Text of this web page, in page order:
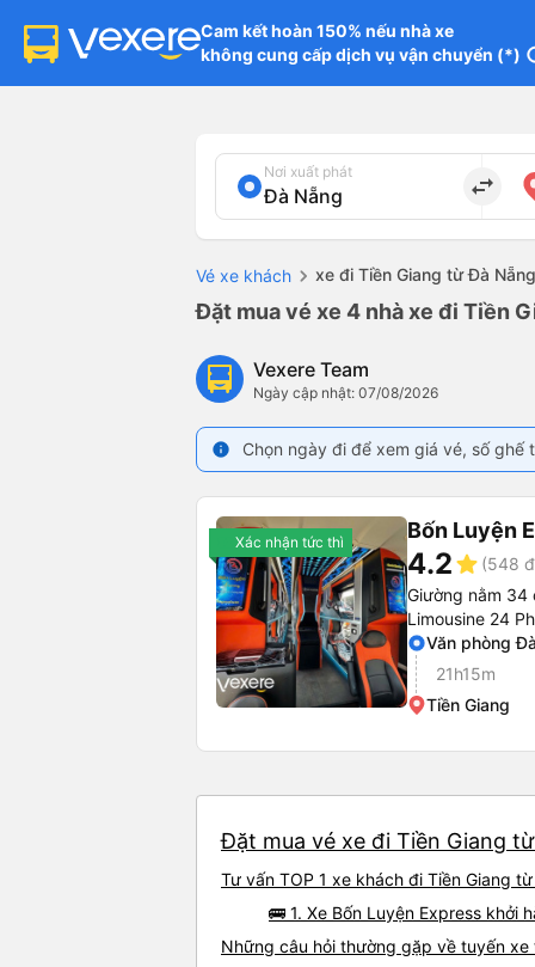
Cam kết hoàn 150% nếu nhà xe
không cung cấp dịch vụ vận chuyển (*)
Nơi xuất phát
import_export
Vé xe khách xe đi Tiền Giang từ Đà Nẵng
Đặt mua vé xe 4 nhà xe đi Tiền
Vexere Team
Ngày cập nhật: 07/08/2026
info Chọn ngày đi để xem giá vé, số
Xác nhận tức thì Bốn Luyện
4.2star (548
Giường nằm 34
Limousine 24
Văn phòng
21h15m
Tiền Giang
Đặt mua vé xe đi Tiền Giang
Tư vấn TOP 1 xe khách đi Tiền Giang
🚌 1. Xe Bốn Luyện Express khởi
Những câu hỏi thường gặp về tuyến